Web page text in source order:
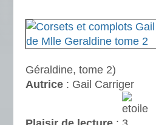
Géraldine, tome 2)
Autrice : Gail Carriger